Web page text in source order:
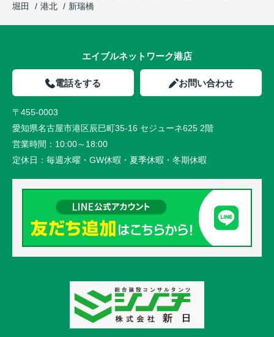
堀田
港北 新瑞橋
エイブルネットワーク港店
電話をする お問い合わせ
〒455-0003
愛知県名古屋市港区辰巳町35-16 セジューネ625 2階
営業時間： 10:00～18:00
定休日： 毎週水曜・GW休暇・夏季休暇・冬期休暇